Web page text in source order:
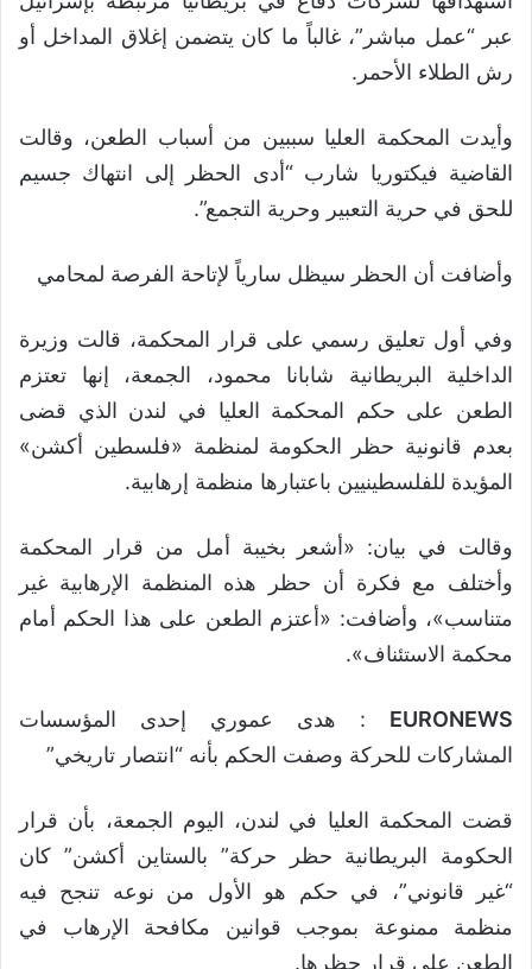
عبر “عمل مباشر”، غالباً ما كان يتضمن إغلاق المداخل أو
رش الطلاء الأحمر.
وأيدت المحكمة العليا سببين من أسباب الطعن، وقالت
القاضية فيكتوريا شارب “أدى الحظر إلى انتهاك جسيم
للحق في حرية التعبير وحرية التجمع”.
وأضافت أن الحظر سيظل سارياً لإتاحة الفرصة لمحامي
وفي أول تعليق رسمي على قرار المحكمة، قالت ​وزيرة
الداخلية البريطانية شابانا محمود، الجمعة، إنها تعتزم
‌الطعن على ‌حكم المحكمة ​العليا ‌في ⁠لندن ​الذي قضى
⁠بعدم قانونية حظر الحكومة لمنظمة «فلسطين ⁠أكشن»
المؤيدة ‌للفلسطينيين ‌باعتبارها ​منظمة ‌إرهابية.
وقالت في ‌بيان: «أشعر بخيبة أمل من قرار ‌المحكمة
وأختلف مع فكرة أن حظر ⁠هذه ⁠المنظمة الإرهابية غير
متناسب»، وأضافت: «أعتزم الطعن على هذا الحكم أمام
محكمة ​الاستئناف».
EURONEWS : هدى عموري إحدى المؤسسات
المشاركات للحركة وصفت الحكم بأنه “انتصار تاريخي”
قضت المحكمة العليا في لندن، اليوم الجمعة، بأن قرار
الحكومة البريطانية حظر حركة” بالستاين أكشن” كان
“غير قانوني”، في حكم هو الأول من نوعه تنجح فيه
منظمة ممنوعة بموجب قوانين مكافحة الإرهاب في
الطعن على قرار حظرها.